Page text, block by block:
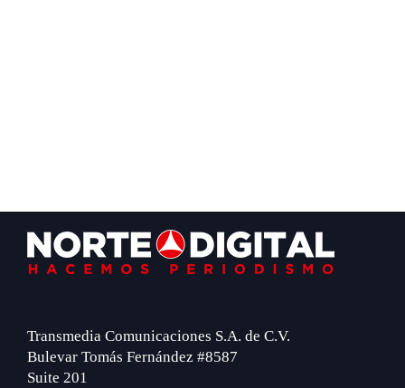
Footer
Transmedia Comunicaciones S.A. de C.V.
Bulevar Tomás Fernández #8587
Suite 201